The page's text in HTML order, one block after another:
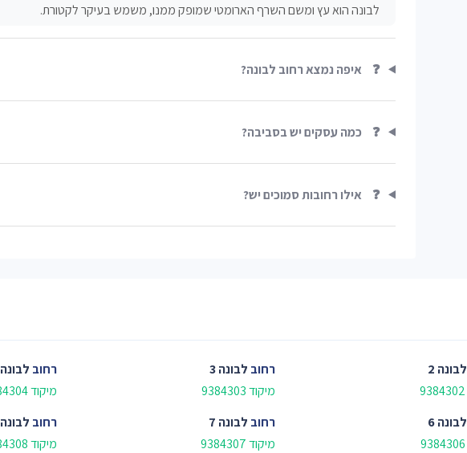
לבונה הוא עץ ומשם השרף הארומטי שמופק ממנו, משמש בעיקר לקטורת.
❓ איפה נמצא רחוב לבונה?
❓ כמה עסקים יש בסביבה?
❓ אילו רחובות סמוכים יש?
לבונה 2
רחוב לבונה 3
מיקוד 9384303
רחוב לבונה
מיקוד 9384304
לבונה 6
רחוב לבונה 7
מיקוד 9384307
רחוב לבונה
מיקוד 9384308